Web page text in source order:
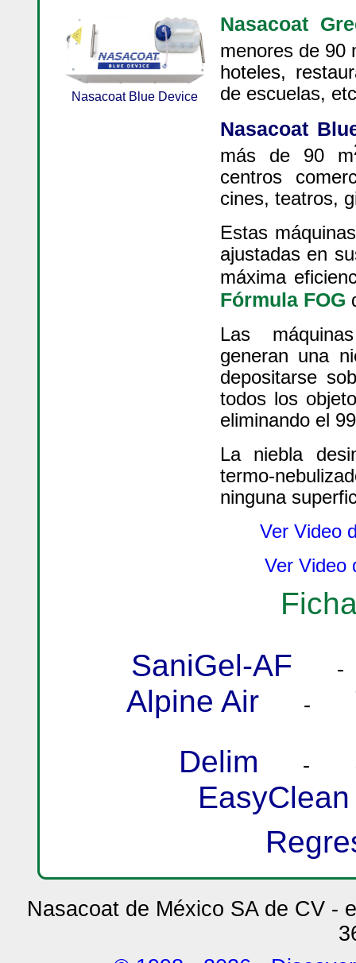
Nasacoat Blue Device
Nasacoat
menores de 90
hoteles,
de escuelas,
Nasacoat
más de 90 m
centros
cines, teatros,
Estas
ajustadas en
máxima
Fórmula FOG
Las
generan una
depositarse
todos los
eliminando el
La niebla
termo-
ninguna
Ver Video
Ver Video
SaniGel-AF
Alpine Air-
Delim -
EasyClean
Nasacoat de México SA de CV -